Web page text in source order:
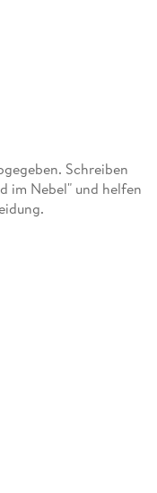
Schreiben
im Nebel" und helfen